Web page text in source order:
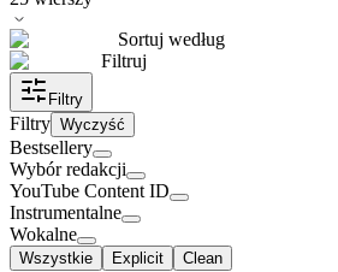
Sortuj według
Filtruj
Filtry
Filtry Wyczyść
Bestsellery
Wybór redakcji
YouTube Content ID
Instrumentalne
Wokalne
Wszystkie Explicit Clean